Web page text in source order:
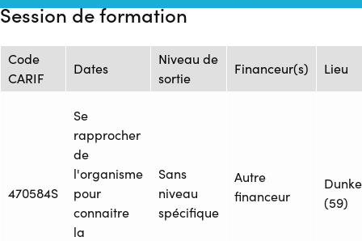
Session de formation
Code
CARIF
Dates
Niveau de
sortie
Financeur(s) Lieu
470584S
Se
rapprocher
de
l'organisme
pour
connaitre
la
Sans
niveau
spécifique
Autre
financeur
(59)